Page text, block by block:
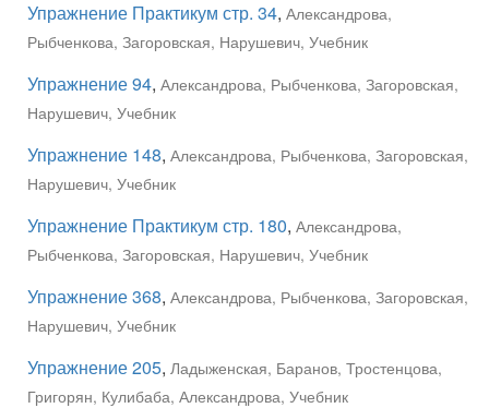
Упражнение Практикум стр. 34, Александрова,
Рыбченкова, Загоровская, Нарушевич, Учебник
Упражнение 94, Александрова, Рыбченкова, Загоровская,
Нарушевич, Учебник
Упражнение 148, Александрова, Рыбченкова, Загоровская,
Нарушевич, Учебник
Упражнение Практикум стр. 180, Александрова,
Рыбченкова, Загоровская, Нарушевич, Учебник
Упражнение 368, Александрова, Рыбченкова, Загоровская,
Нарушевич, Учебник
Упражнение 205, Ладыженская, Баранов, Тростенцова,
Григорян, Кулибаба, Александрова, Учебник